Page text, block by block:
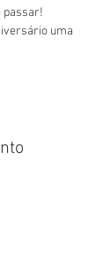
passar!
uma